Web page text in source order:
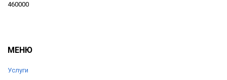
460000
МЕНЮ
Услуги